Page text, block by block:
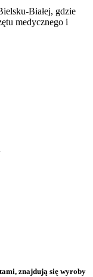
Białej, gdzie
medycznego i
znajdują się wyroby